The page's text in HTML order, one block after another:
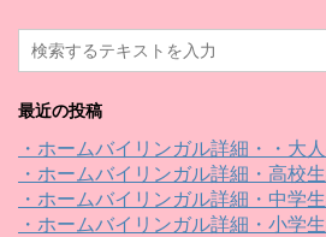
最近の投稿
・ホームバイリンガル詳細・・大
・ホームバイリンガル詳細・高校
・ホームバイリンガル詳細・中学
・ホームバイリンガル詳細・小学